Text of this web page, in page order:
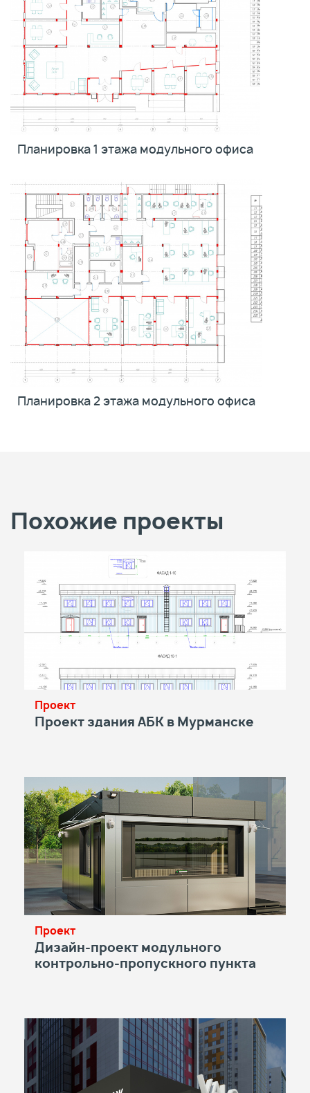
Планировка 1 этажа модульного офиса
Планировка 2 этажа модульного офиса
Похожие проекты
Проект
Проект здания АБК в Мурманске
Проект
Дизайн-проект модульного
контрольно-пропускного пункта